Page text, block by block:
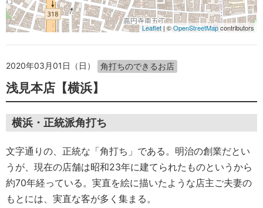
Leaflet| ©OpenStreetMapcontributors
2020年03月01日（日） 角打ちのできるお店
浅見本店【横浜】
横浜・正統派角打ち
文字通りの、正統な「角打ち」である。明治の創業だとい
うが、現在の店舗は昭和23年に建てられたものというから
約70年経っている。実直を絵に描いたような店主ご夫妻の
もとには、実直な客が多く集まる。